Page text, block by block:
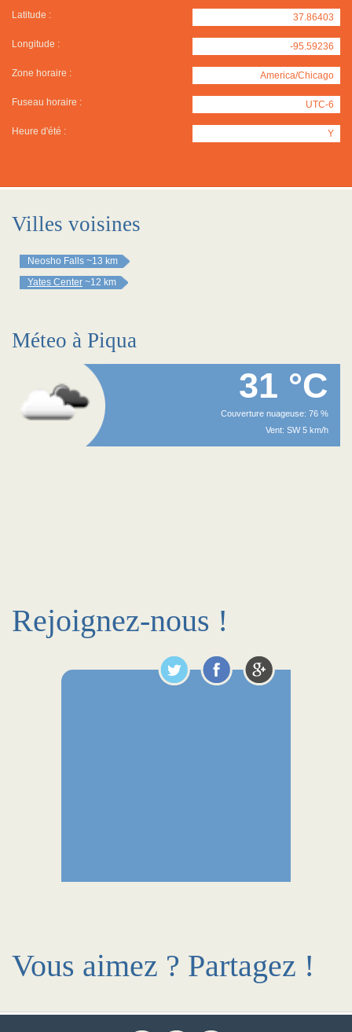
Latitude : 37.86403
Longitude : -95.59236
Zone horaire : America/Chicago
Fuseau horaire : UTC-6
Heure d'été : Y
Villes voisines
Neosho Falls ~13 km
Yates Center ~12 km
Méteo à Piqua
31 °C
Couverture nuageuse: 76 %
Vent: SW 5 km/h
Rejoignez-nous !
Vous aimez ? Partagez !